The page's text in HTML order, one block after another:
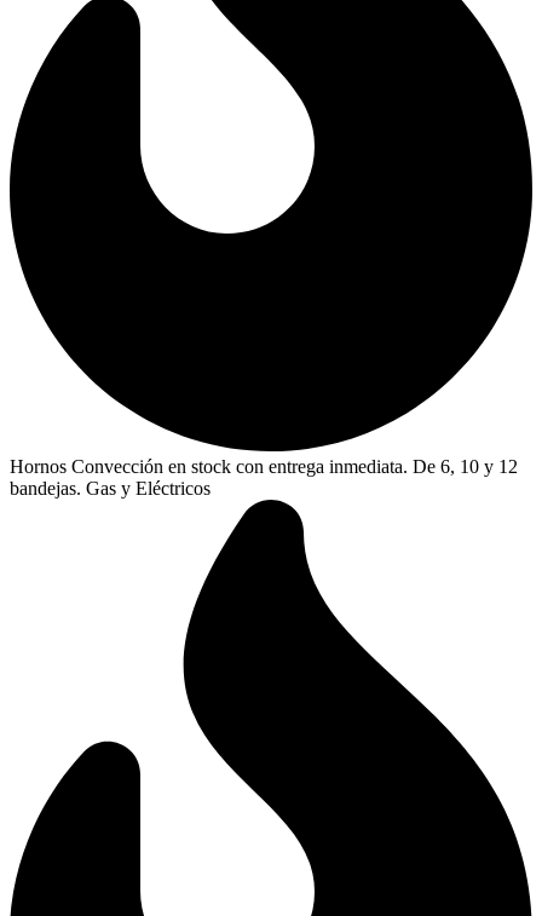
Hornos Convección en stock con entrega inmediata. De 6, 10 y 12
bandejas. Gas y Eléctricos